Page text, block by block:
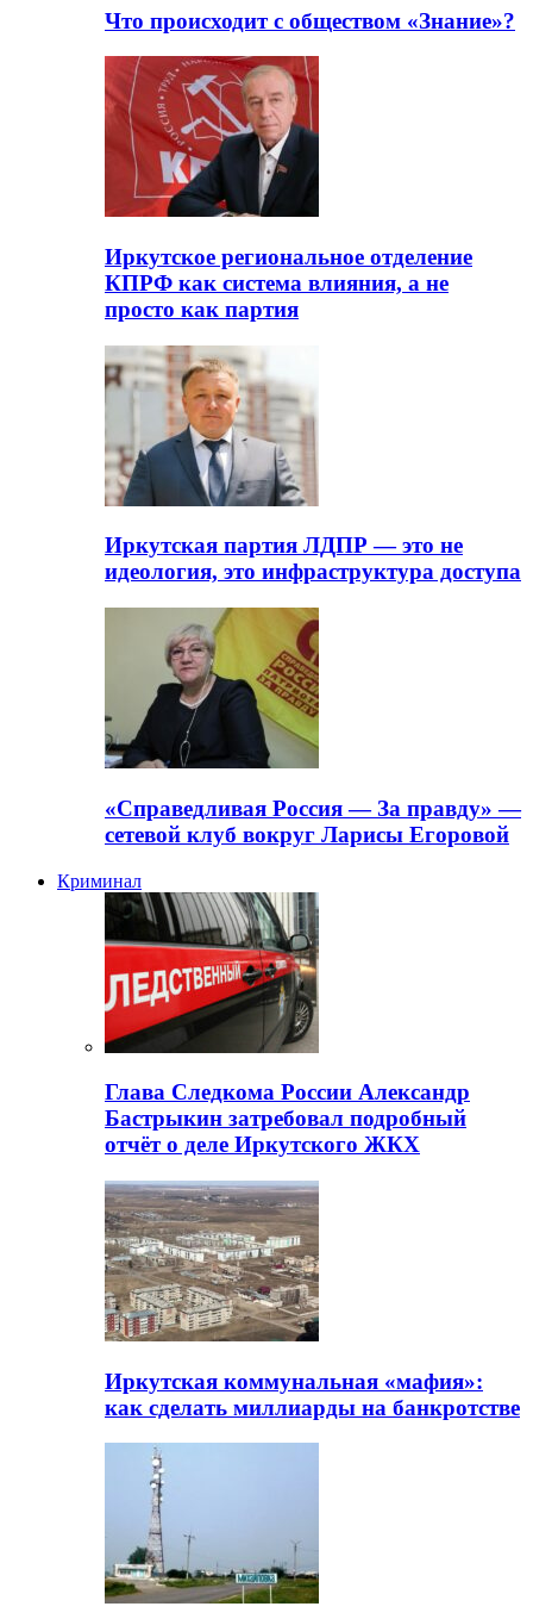
Что происходит с обществом «Знание»?
Иркутское региональное отделение
КПРФ как система влияния, а не
просто как партия
Иркутская партия ЛДПР — это не
идеология, это инфраструктура доступа
«Справедливая Россия — За правду» —
сетевой клуб вокруг Ларисы Егоровой
Криминал
Глава Следкома России Александр
Бастрыкин затребовал подробный
отчёт о деле Иркутского ЖКХ
Иркутская коммунальная «мафия»:
как сделать миллиарды на банкротстве